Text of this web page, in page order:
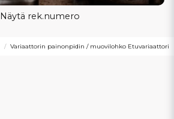
Näytä rek.numero
Variaattorin painonpidin / muovilohko Etuvariaattori